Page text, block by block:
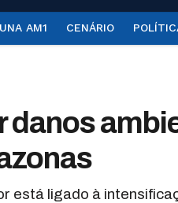
AM1 CENÁRIO
danos
está ligado à